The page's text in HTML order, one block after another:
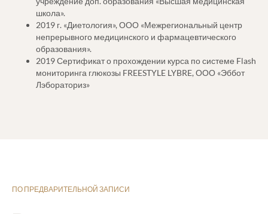
школа».
2019 г. «Диетология», ООО «Межрегиональный центр
непрерывного медицинского и фармацевтического
образования».
2019 Сертификат о прохождении курса по системе Flash
мониторинга глюкозы FREESTYLE LYBRE, ООО «Эббот
Лэбораториз»
ПО ПРЕДВАРИТЕЛЬНОЙ ЗАПИСИ